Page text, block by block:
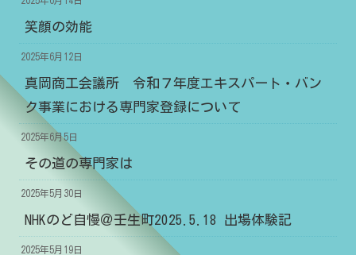
笑顔の効能
2025年6月12日
真岡商工会議所 令和７年度エキスパート・バン
ク事業における専門家登録について
2025年6月5日
その道の専門家は
2025年5月30日
NHKのど自慢＠壬生町2025.5.18 出場体験記
2025年5月19日